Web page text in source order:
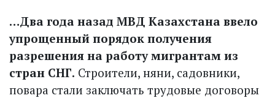
…Два года назад МВД Казахстана ввело
упрощенный порядок получения
разрешения на работу мигрантам из
стран СНГ. Строители, няни, садовники,
повара стали заключать трудовые договоры